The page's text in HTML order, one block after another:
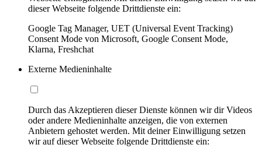
dieser Webseite folgende Drittdienste ein:
Google Tag Manager, UET (Universal Event Tracking)
Consent Mode von Microsoft, Google Consent Mode,
Klarna, Freshchat
Externe Medieninhalte
Durch das Akzeptieren dieser Dienste können wir dir Videos
oder andere Medieninhalte anzeigen, die von externen
Anbietern gehostet werden. Mit deiner Einwilligung setzen
wir auf dieser Webseite folgende Drittdienste ein: